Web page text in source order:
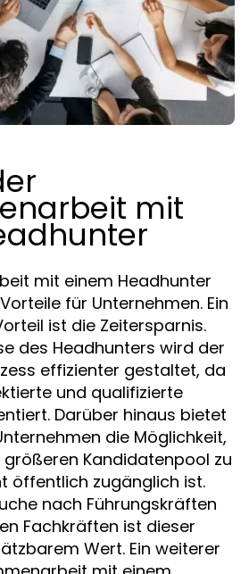
mit
mit einem Headhunter
für Unternehmen. Ein
ist die Zeitersparnis.
des Headhunters wird der
effizienter gestaltet, da
und qualifizierte
Darüber hinaus bietet
die Möglichkeit,
Kandidatenpool zu
öffentlich zugänglich ist.
nach Führungskräften
Fachkräften ist dieser
Wert. Ein weiterer